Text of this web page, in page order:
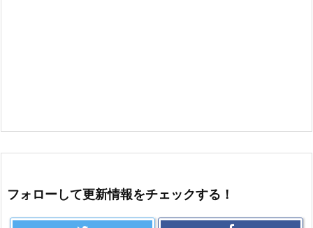
フォローして更新情報をチェックする！